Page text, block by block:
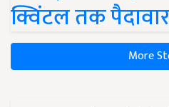
क्विंटल तक
More